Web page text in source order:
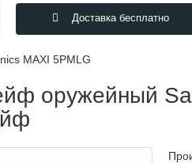
Доставка бесплатно
MAXI 5PMLG
оружейный